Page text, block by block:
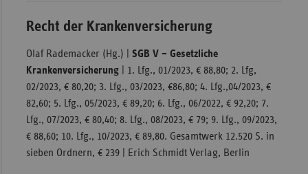
Recht der Krankenversicherung
Olaf Rademacker (Hg.) |
SGB V – Gesetzliche
Krankenversicherung
| 1. Lfg., 01/2023, € 88,80; 2. Lfg,
02/2023, € 80,20; 3. Lfg., 03/2023, €86,80; 4. Lfg.,04/2023, €
82,60; 5. Lfg., 05/2023, € 89,20; 6. Lfg., 06/2022, € 92,20; 7.
Lfg., 07/2023, € 80,40; 8. Lfg., 08/2023, € 79; 9. Lfg., 09/2023,
€ 88,60; 10. Lfg., 10/2023, € 89,80. Gesamtwerk 12.520 S. in
sieben Ordnern, € 239 | Erich Schmidt Verlag, Berlin